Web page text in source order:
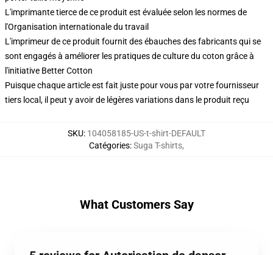
L'imprimante tierce de ce produit est évaluée selon les normes de
l'Organisation internationale du travail
L'imprimeur de ce produit fournit des ébauches des fabricants qui se
sont engagés à améliorer les pratiques de culture du coton grâce à
l'initiative Better Cotton
Puisque chaque article est fait juste pour vous par votre fournisseur
tiers local, il peut y avoir de légères variations dans le produit reçu
SKU: 104058185-US-t-shirt-DEFAULT
Catégories:Suga T-shirts,
What Customers Say